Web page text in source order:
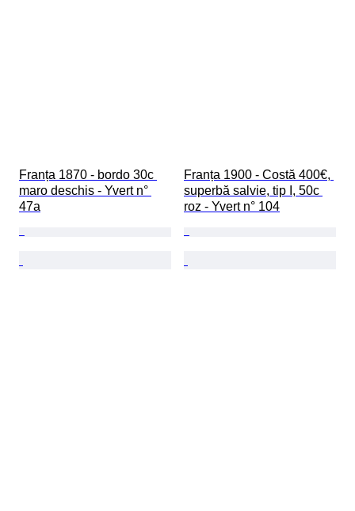
Franța 1870 - bordo 30c
maro deschis - Yvert n°
47a
Franța 1900 - Costă 400€,
superbă salvie, tip I, 50c
roz - Yvert n° 104